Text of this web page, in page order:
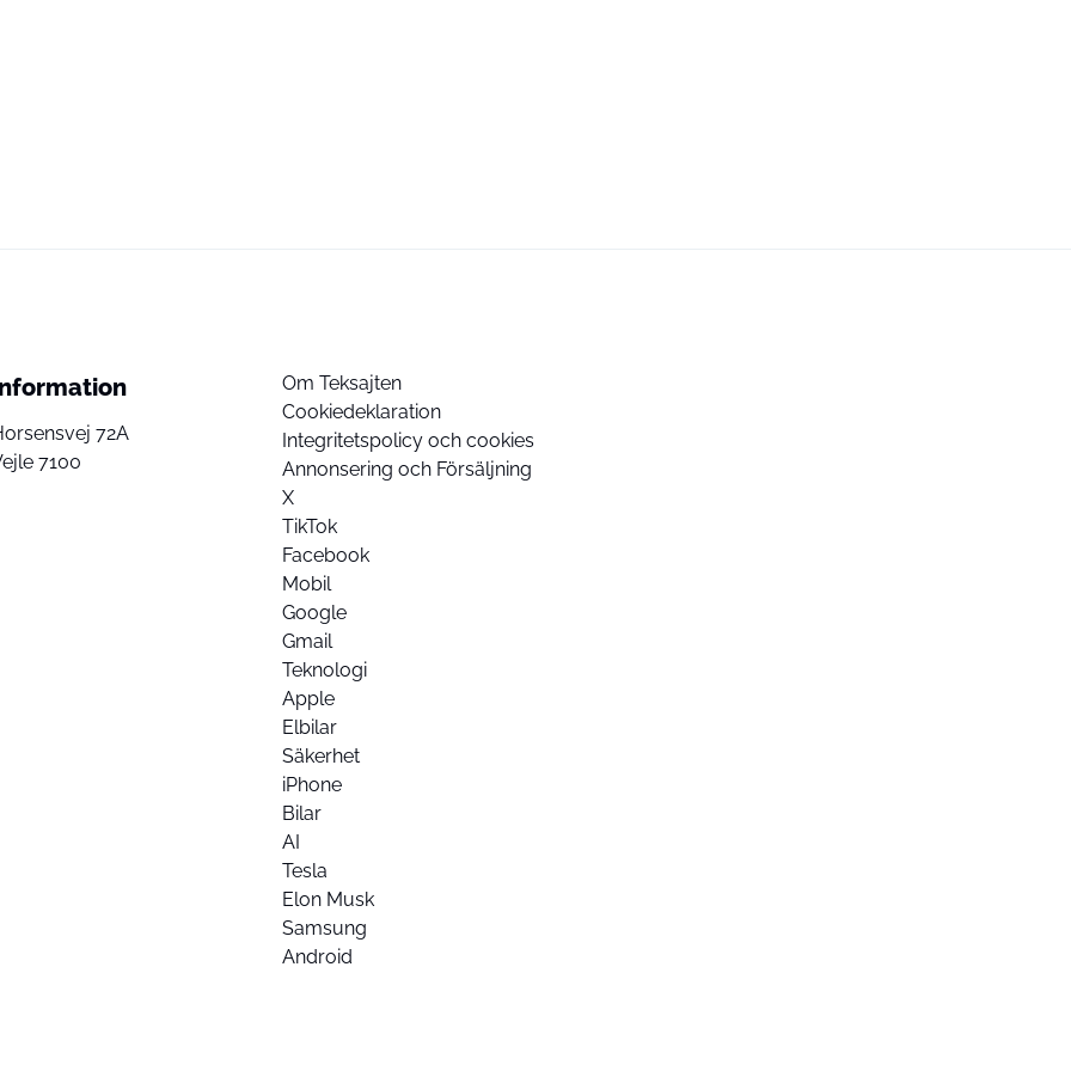
72A
7100
Om Teksajten
Cookiedeklaration
Integritetspolicy och cookies
Annonsering och Försäljning
X
TikTok
Facebook
Mobil
Google
Gmail
Teknologi
Apple
Elbilar
Säkerhet
iPhone
Bilar
AI
Tesla
Elon Musk
Samsung
Android